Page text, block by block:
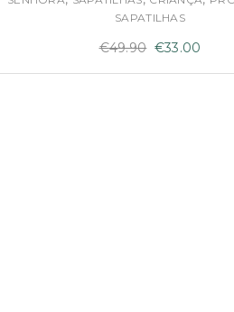
SAPATILHAS
€49.90 O
preço
€33.00